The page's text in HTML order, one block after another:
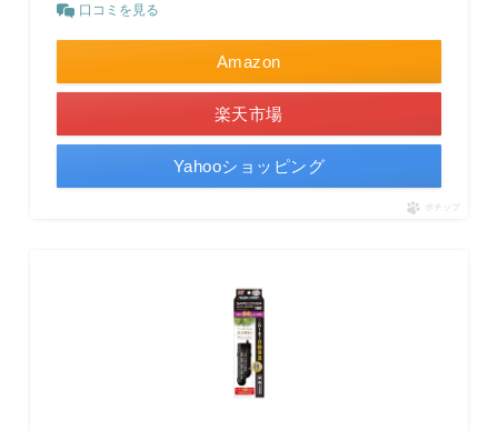
口コミを見る
Amazon
楽天市場
Yahooショッピング
ポチップ